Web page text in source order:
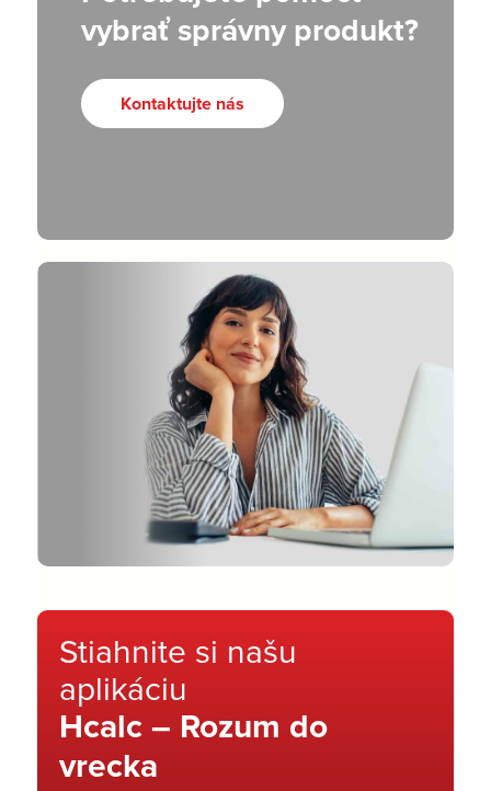
vybrať správny produkt?
Kontaktujte nás
Stiahnite si našu
aplikáciu
Hcalc – Rozum do
vrecka